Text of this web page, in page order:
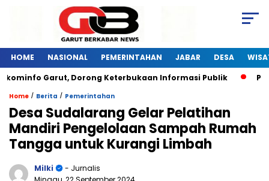
HOME NASIONAL PEMERINTAHAN JABAR DESA
Garut, Dorong Keterbukaan Informasi Publik
Home / Berita / Pemerintahan
Desa Sudalarang Gelar Pelatihan
Mandiri Pengelolaan Sampah Rumah
Tangga untuk Kurangi Limbah
Milki
- Jurnalis